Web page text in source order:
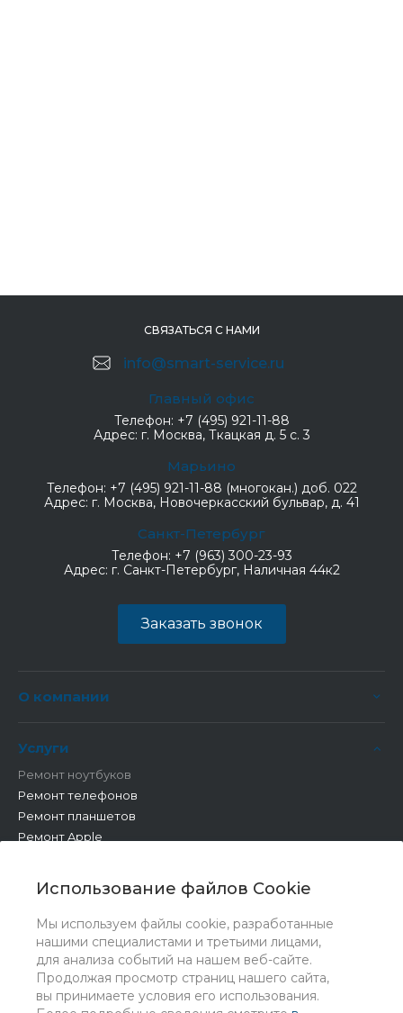
Использование файлов Cookie
Мы используем файлы cookie, разработанные
нашими специалистами и третьими лицами,
для анализа событий на нашем веб-сайте.
Продолжая просмотр страниц нашего сайта,
вы принимаете условия его использования.
СВЯЗАТЬСЯ С НАМИ
info@smart-service.ru
Главный офис
Телефон: +7 (495) 921-11-88
Адрес: г. Москва, Ткацкая д. 5 с. 3
Марьино
Телефон: +7 (495) 921-11-88 (многокан.) доб. 022
Адрес: г. Москва, Новочеркасский бульвар, д. 41
Санкт-Петербург
Телефон: +7 (963) 300-23-93
Адрес: г. Санкт-Петербург, Наличная 44к2
Заказать звонок
О компании
Услуги
Ремонт ноутбуков
Ремонт телефонов
Ремонт планшетов
Ремонт Apple